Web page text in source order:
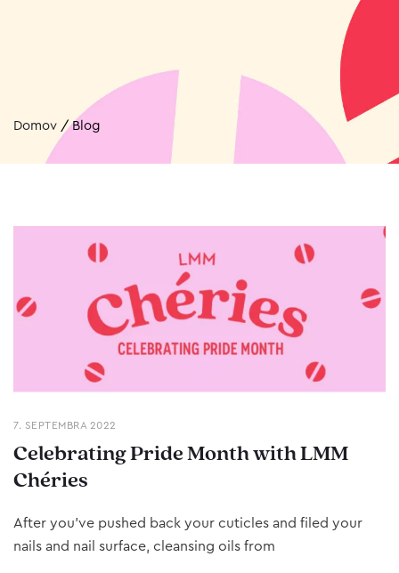
Domov /Blog
7. SEPTEMBRA 2022
Celebrating Pride Month with LMM
Chéries
After you’ve pushed back your cuticles and filed your
nails and nail surface, cleansing oils from